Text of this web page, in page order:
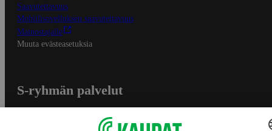
Saavutettavuus
Mobiilisovelluksen saavutettavuus
Mainostajalle
Muuta evästeasetuksia
S-ryhmän palvelut